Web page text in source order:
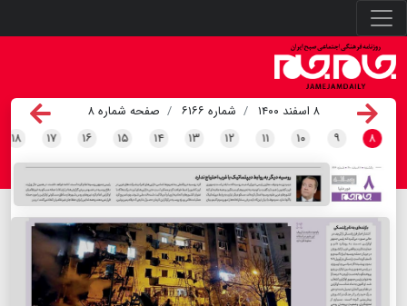
۸ اسفند ۱۴۰۰ شماره ۶۱۶۶
صفحه شماره ۸
۸ ۹ ۱۰ ۱۱ ۱۲ ۱۳ ۱۴ ۱۵ ۱۶ ۱۷ ۱۸